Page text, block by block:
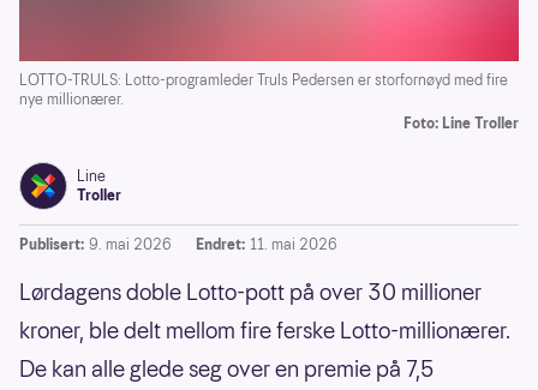
LOTTO-TRULS: Lotto-programleder Truls Pedersen er storfornøyd med fire
nye millionærer.
Foto: Line Troller
Line
Troller
Publisert: 9. mai 2026 Endret: 11. mai 2026
Lørdagens doble Lotto-pott på over 30 millioner
kroner, ble delt mellom fire ferske Lotto-millionærer.
De kan alle glede seg over en premie på 7,5